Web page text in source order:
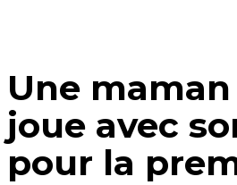
Une
joue avec
pour la